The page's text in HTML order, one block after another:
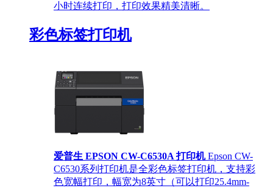
小时连续打印，打印效果精美清晰。
彩色标签打印机
爱普生 EPSON CW-C6530A 打印机 Epson CW-
C6530系列打印机是全彩色标签打印机，支持彩
色宽幅打印，幅宽为8英寸（可以打印25.4mm-